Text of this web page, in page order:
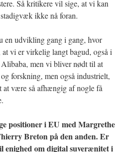
Så kritikere vil sige, at vi kan
ikke nå foran.
en udvikling gang i gang, hvor
vi er virkelig langt bagud, også i
men vi bliver nødt til at
forskning, men også industrielt,
at være så afhængig af nogle få
positioner i EU med Margrethe
Breton på den anden. Er
enighed om digital suverænitet i